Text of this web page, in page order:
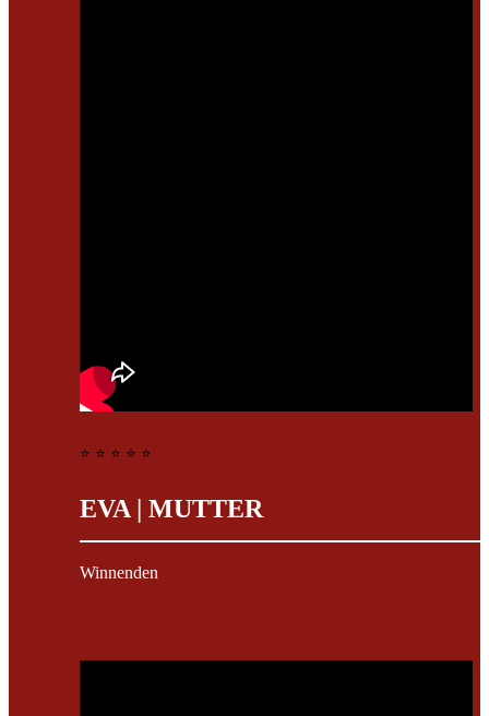
⭐ ⭐ ⭐ ⭐ ⭐
EVA | MUTTER
Winnenden